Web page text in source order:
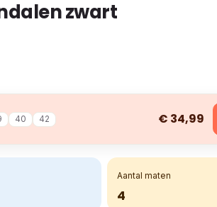
zwart
40 42 € 34,99
Aantal maten
4